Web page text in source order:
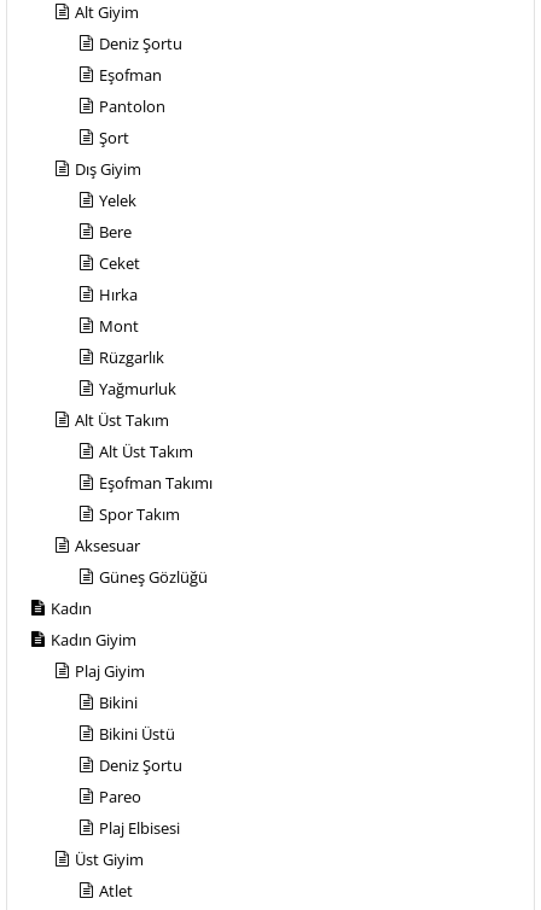
Alt Giyim
Deniz Şortu
Eşofman
Pantolon
Şort
Dış Giyim
Yelek
Bere
Ceket
Hırka
Mont
Rüzgarlık
Yağmurluk
Alt Üst Takım
Alt Üst Takım
Eşofman Takımı
Spor Takım
Aksesuar
Güneş Gözlüğü
Kadın
Kadın Giyim
Plaj Giyim
Bikini
Bikini Üstü
Deniz Şortu
Pareo
Plaj Elbisesi
Üst Giyim
Atlet